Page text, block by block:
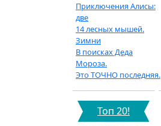
Приключения Алисы:
две
14 лесных мышей.
Зимни
В поисках Деда
Мороза.
Это ТОЧНО последняя.
Топ 20!